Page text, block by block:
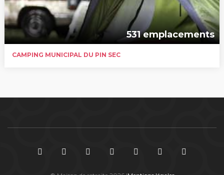
531 emplacements
CAMPING MUNICIPAL DU PIN SEC